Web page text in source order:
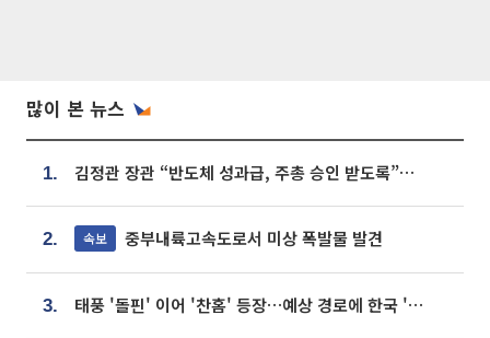
많이 본 뉴스
1. 김정관 장관 “반도체 성과급, 주총 승인 받도록”…상법·자본시장법 개정 시사
2. 속보 중부내륙고속도로서 미상 폭발물 발견
3. 태풍 '돌핀' 이어 '찬홈' 등장…예상 경로에 한국 '한숨'